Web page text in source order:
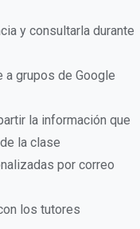
y consultarla durante
a grupos de Google
la información que
la clase
por correo
los tutores